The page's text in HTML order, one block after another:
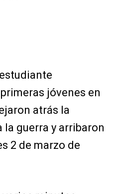
jóvenes en
atrás la
la guerra y arribaron
2 de marzo de